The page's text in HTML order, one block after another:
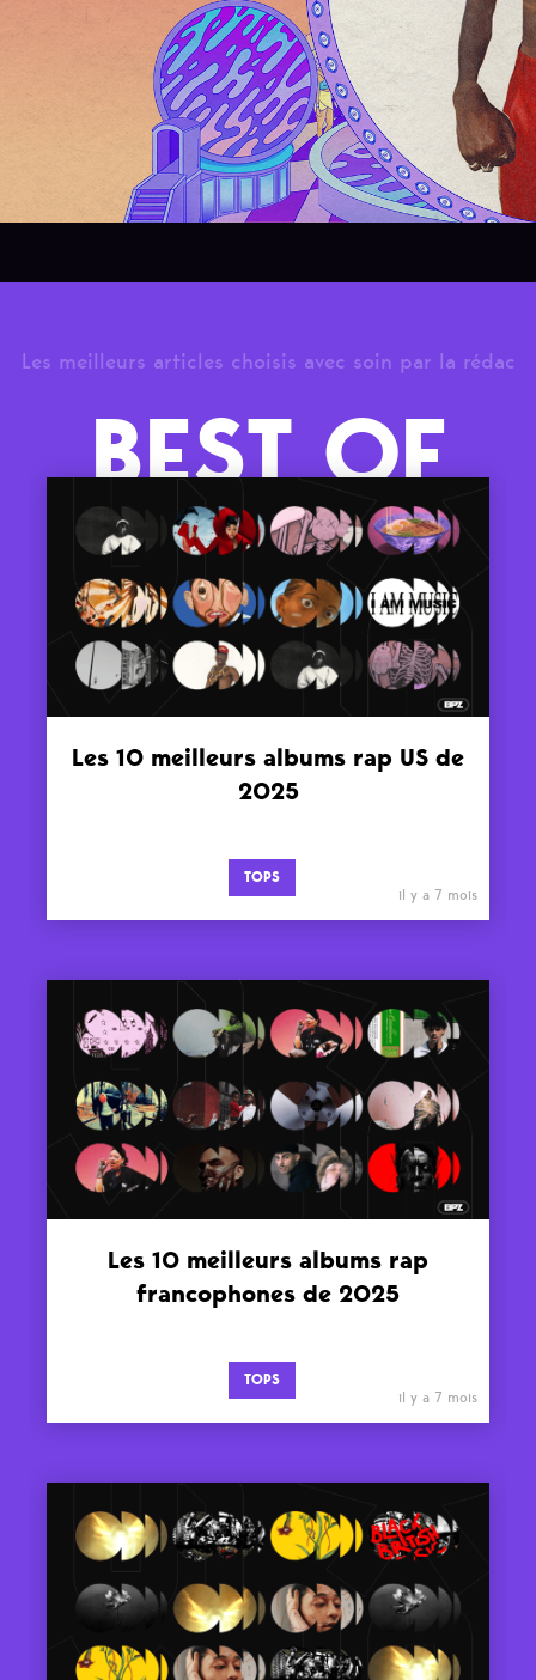
Les meilleurs articles choisis avec soin par la rédac
BEST OF
Les 10 meilleurs albums rap US de
2025
TOPS
il y a 7 mois
Les 10 meilleurs albums rap
francophones de 2025
TOPS
il y a 7 mois